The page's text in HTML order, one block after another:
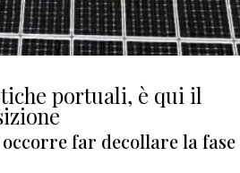
portuali, è qui il
occorre far decollare la fase